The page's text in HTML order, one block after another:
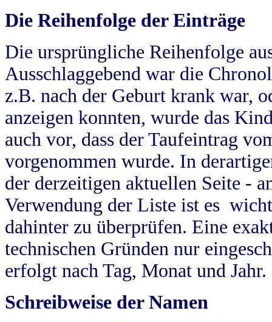
Die Reihenfolge der Einträge
Die ursprüngliche Reihenfolge
Ausschlaggebend war die
z.B. nach der Geburt krank war,
anzeigen konnten, wurde das
auch vor, dass der Taufeintrag
vorgenommen wurde. In
der derzeitigen aktuellen Seite -
Verwendung der Liste ist es
dahinter zu überprüfen. Eine
technischen Gründen nur
erfolgt nach Tag, Monat und Jahr.
Schreibweise der Namen